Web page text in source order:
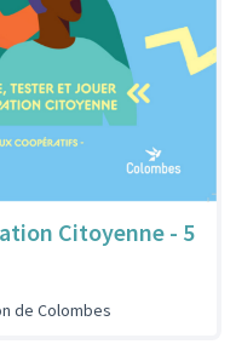
Citoyenne - 5
de Colombes